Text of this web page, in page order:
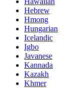
Hebrew
Hmong
Hungarian
Icelandic
Igbo
Javanese
Kannada
Kazakh
Khmer